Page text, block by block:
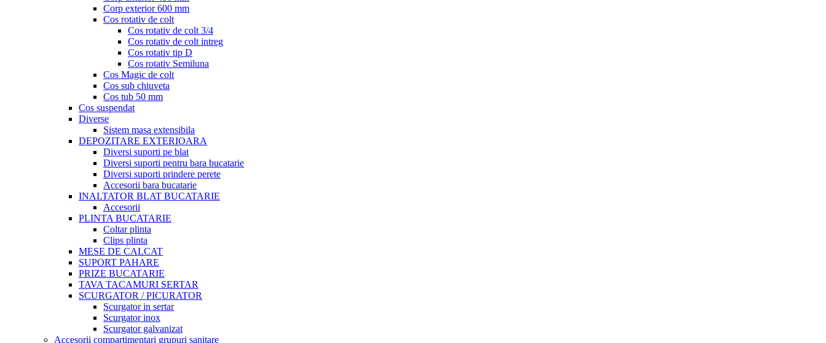
Corp exterior 600 mm
Cos rotativ de colt
Cos rotativ de colt 3/4
Cos rotativ de colt intreg
Cos rotativ tip D
Cos rotativ Semiluna
Cos Magic de colt
Cos sub chiuveta
Cos tub 50 mm
Cos suspendat
Diverse
Sistem masa extensibila
DEPOZITARE EXTERIOARA
Diversi suporti pe blat
Diversi suporti pentru bara bucatarie
Diversi suporti prindere perete
Accesorii bara bucatarie
INALTATOR BLAT BUCATARIE
Accesorii
PLINTA BUCATARIE
Coltar plinta
Clips plinta
MESE DE CALCAT
SUPORT PAHARE
PRIZE BUCATARIE
TAVA TACAMURI SERTAR
SCURGATOR / PICURATOR
Scurgator in sertar
Scurgator inox
Scurgator galvanizat
Accesorii compartimentari grupuri sanitare